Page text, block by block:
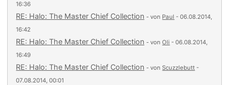
16:36
RE: Halo: The Master Chief Collection - von Paul - 06.08.2014,
16:42
RE: Halo: The Master Chief Collection - vonOli - 06.08.2014,
16:49
RE: Halo: The Master Chief Collection - vonScuzzlebutt -
07.08.2014, 00:01